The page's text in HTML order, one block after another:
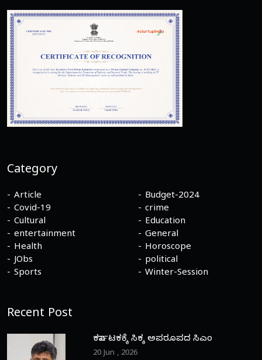
Category
Article
Budget-2024
Covid-19
crime
Cultural
Education
entertainment
General
Health
Horoscope
JObs
political
Sports
Winter-Session
Recent Post
ಕರ್ನಾಟಕಕ್ಕೆ ಸಿಕ್ಕ ಅಪರೂಪದ ಸಿಎಂ
20 Jun , 2026